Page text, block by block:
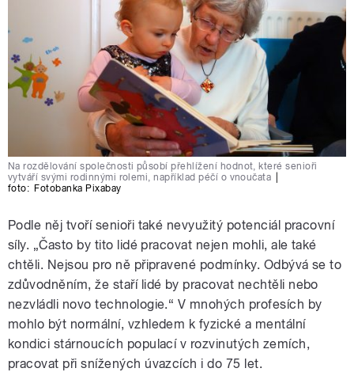
Na rozdělování společnosti působí přehlížení hodnot, které senioři
vytváří svými rodinnými rolemi, například péčí o vnoučata
foto: Fotobanka Pixabay
Podle něj tvoří senioři také nevyužitý potenciál pracovní
síly. „Často by tito lidé pracovat nejen mohli, ale také
chtěli. Nejsou pro ně připravené podmínky. Odbývá se to
zdůvodněním, že staří lidé by pracovat nechtěli nebo
nezvládli novo technologie.“ V mnohých profesích by
mohlo být normální, vzhledem k fyzické a mentální
kondici stárnoucích populací v rozvinutých zemích,
pracovat při snížených úvazcích i do 75 let.